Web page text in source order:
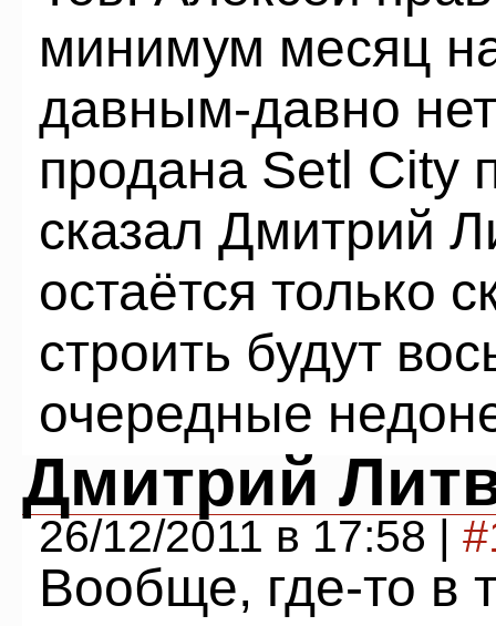
минимум месяц
давным-давно
продана Setl City
сказал Дмитрий
остаётся только
строить будут
очередные
Дмитрий
26/12/2011 в 17:58 |
Вообще, где-то в